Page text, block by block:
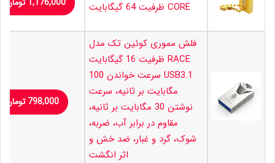
CORE ظرفیت 64 گیگابایت
فلش مموری کوئین تک مدل
RACE ظرفیت 16 گیگابایت
USB3.1 سرعت خواندن 100
مگابایت بر ثانیه، سرعت
نوشتن 30 مگابایت بر ثانیه،
مقاوم در برابر آب، ضربه،
شوک، گرد و غبار، ضد خش و
اثر انگشت
798,000 تومان